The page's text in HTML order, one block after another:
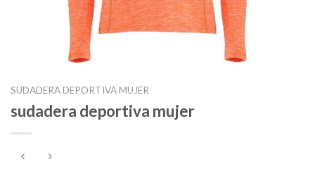
SUDADERA DEPORTIVA MUJER
sudadera deportiva mujer